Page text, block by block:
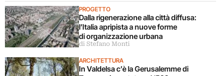
PROGETTO
Dalla rigenerazione alla città diffusa:
l’Italia apripista a nuove forme
di organizzazione urbana
di Stefano Monti
ARCHITETTURA
In Valdelsa c’è la Gerusalemme di